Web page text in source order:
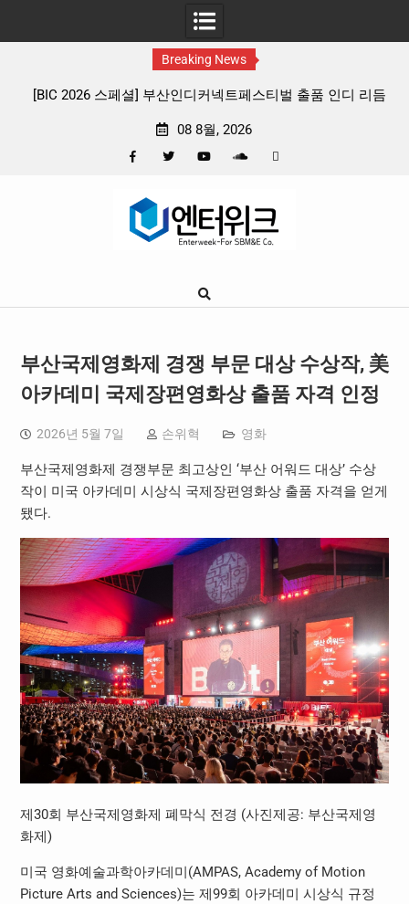
Breaking News
판타지 케이팝 애니메이션 ‘고스트밴드’ 8월 26일(수) 개봉
08 8월, 2026
Google
부산국제영화제 경쟁 부문 대상 수상작, 美
아카데미 국제장편영화상 출품 자격 인정
2026년 5월 7일 손위혁 영화
부산국제영화제 경쟁부문 최고상인 ‘부산 어워드 대상’ 수상
작이 미국 아카데미 시상식 국제장편영화상 출품 자격을 얻게
됐다.
제30회 부산국제영화제 폐막식 전경 (사진제공: 부산국제영
화제)
미국 영화예술과학아카데미(AMPAS, Academy of Motion
Picture Arts and Sciences)는 제99회 아카데미 시상식 규정